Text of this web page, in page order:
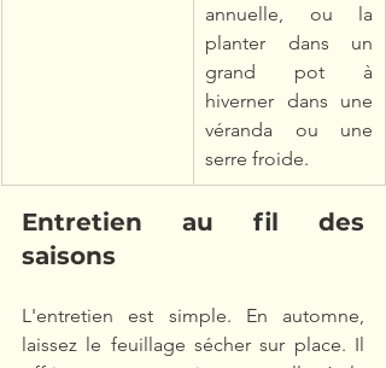
annuelle, ou la
planter dans un
grand pot à
hiverner dans une
véranda ou une
serre froide.
Entretien au fil des
saisons
L'entretien est simple. En automne,
laissez le feuillage sécher sur place. Il